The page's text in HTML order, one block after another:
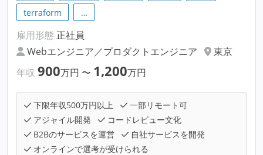
terraform
…
雇用形態 正社員
Webエンジニア／プロダクトエンジニア
東京
年収 900万円 〜 1,200万円
下限年収500万円以上
一部リモート可
アジャイル開発
コードレビュー文化
B2Bのサービスを運営
自社サービスを開発
オンラインで選考が受けられる